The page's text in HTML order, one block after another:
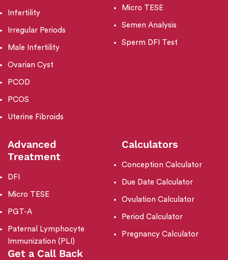
Infertility
Irregular Periods
Male Infertility
Ovarian Cyst
PCOD
PCOS
Uterine Fibroids
Micro TESE
Semen Analysis
Sperm DFI Test
Advanced
Treatment
DFI
Micro TESE
PGT-A
Paternal Lymphocyte
Immunization (PLI)
Calculators
Conception Calculator
Due Date Calculator
Ovulation Calculator
Period Calculator
Pregnancy Calculator
Get a Call Back